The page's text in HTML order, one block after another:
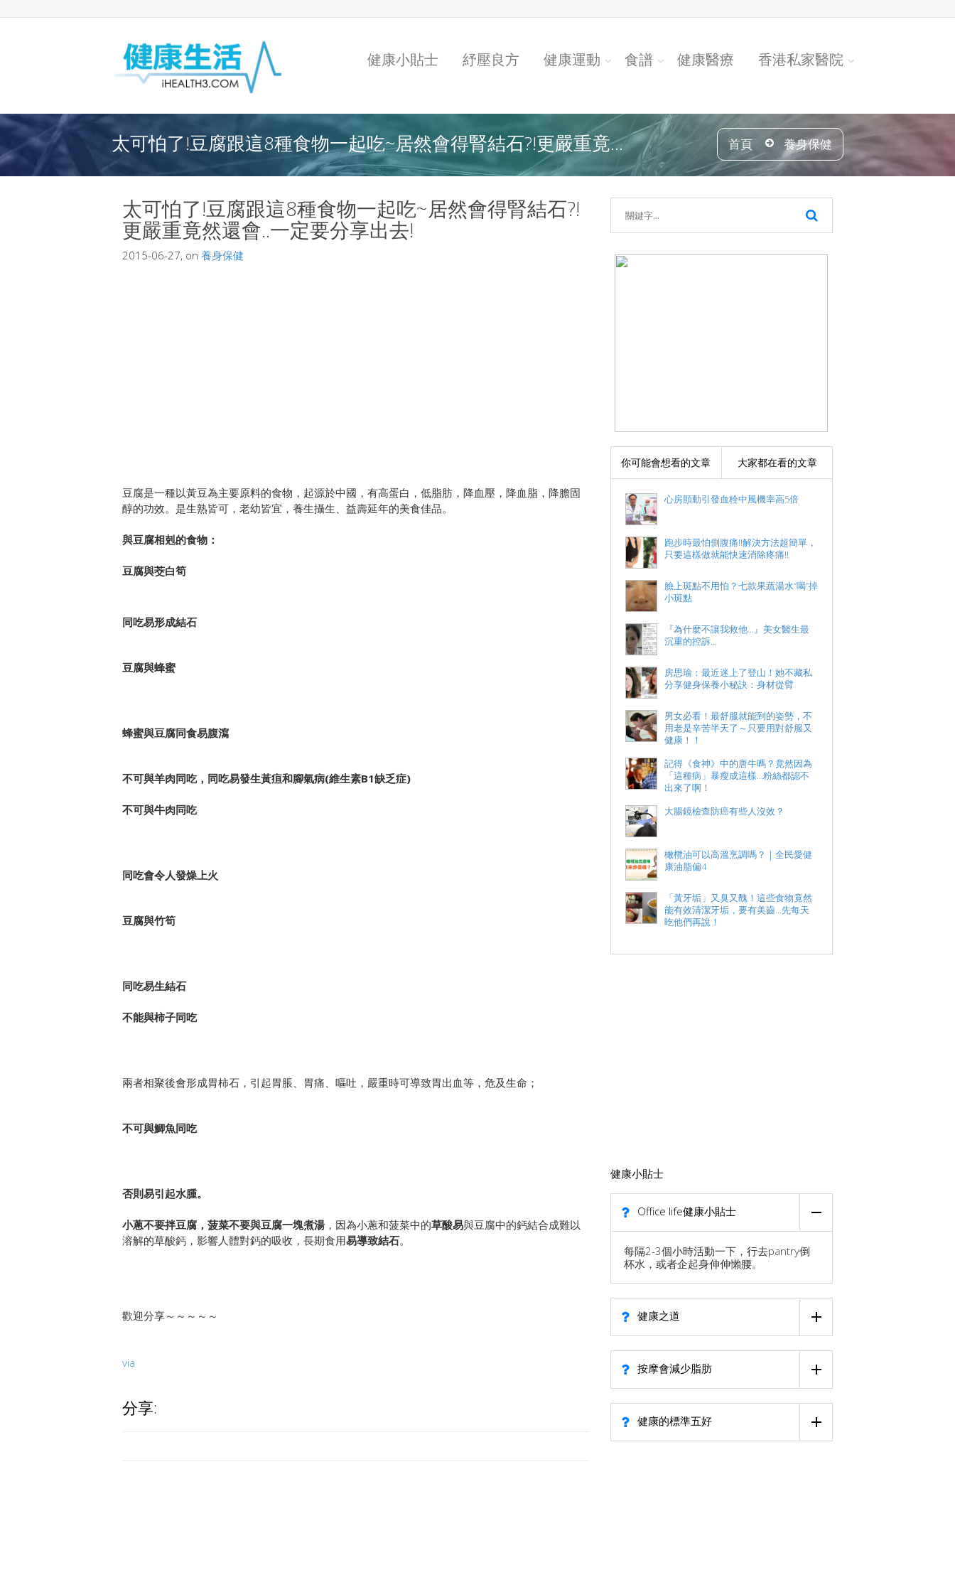
健康小貼士 紓壓良方 健康運動 食譜 健康醫療 香港私家醫院
太可怕了!豆腐跟這8種食物一起吃~居然會得腎結石?!更嚴重竟... 首頁 養身保健
太可怕了!豆腐跟這8種食物一起吃~居然會得腎結石?!
更嚴重竟然還會..一定要分享出去!
2015-06-27, on 養身保健
豆腐是一種以黃豆為主要原料的食物，起源於中國，有高蛋白，低脂肪，降血壓，降血脂，降膽固
醇的功效。是生熟皆可，老幼皆宜，養生攝生、益壽延年的美食佳品。
與豆腐相剋的食物：
豆腐與茭白筍
同吃易形成結石
豆腐與蜂蜜
蜂蜜與豆腐同食易腹瀉
不可與羊肉同吃，同吃易發生黃疸和腳氣病(維生素B1缺乏症)
不可與牛肉同吃
同吃會令人發燥上火
豆腐與竹筍
同吃易生結石
不能與柿子同吃
兩者相聚後會形成胃柿石，引起胃脹、胃痛、嘔吐，嚴重時可導致胃出血等，危及生命；
不可與鯽魚同吃
否則易引起水腫。
小蔥不要拌豆腐，菠菜不要與豆腐一塊煮湯 ，因為小蔥和菠菜中的草酸易與豆腐中的鈣結合成難以
溶解的草酸鈣，影響人體對鈣的吸收，長期食用易導致結石。
歡迎分享～～～～～
via
分享:
你可能會想看的文章 大家都在看的文章
心房顫動引發血栓中風機率高5倍
跑步時最怕側腹痛!!解決方法超簡單，
只要這樣做就能快速消除疼痛!!
臉上斑點不用怕？七款果蔬湯水“喝”掉
小斑點
『為什麼不讓我救他...』美女醫生最
沉重的控訴...
房思瑜：最近迷上了登山！她不藏私
分享健身保養小秘訣：身材從臂
男女必看！最舒服就能到的姿勢，不
用老是辛苦半天了～只要用對舒服又
健康！！
記得《食神》中的唐牛嗎？竟然因為
「這種病」暴瘦成這樣...粉絲都認不
出來了啊！
大腸鏡檢查防癌有些人沒效？
橄欖油可以高溫烹調嗎？｜全民愛健
康油脂偏4
「黃牙垢」又臭又醜！這些食物竟然
能有效清潔牙垢，要有美齒...先每天
吃他們再說！
健康小貼士
Office life健康小貼士
每隔2-3個小時活動一下，行去pantry倒
杯水，或者企起身伸伸懶腰。
健康之道
按摩會減少脂肪
健康的標準五好